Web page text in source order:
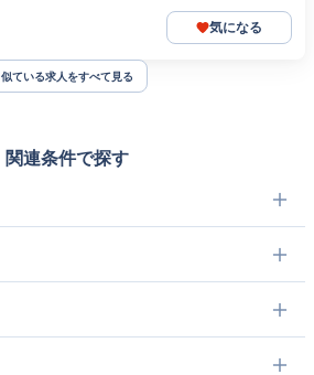
気になる
似ている求人をすべて見る
関連条件で探す